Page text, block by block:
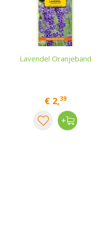
Lavendel Oranjeband
€ 2,39